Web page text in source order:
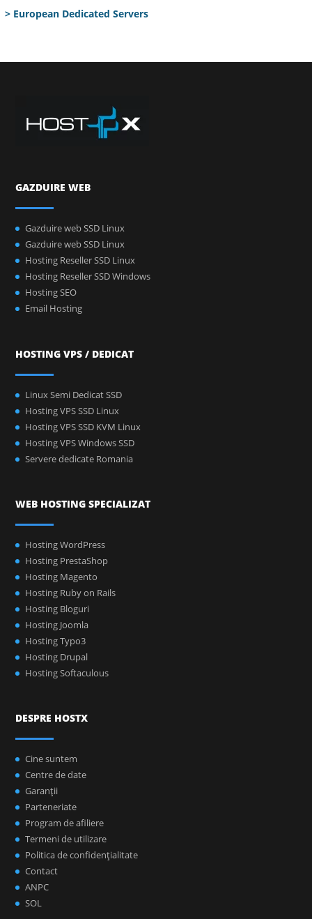
> European Dedicated Servers
GAZDUIRE WEB
Gazduire web SSD Linux
Gazduire web SSD Linux
Hosting Reseller SSD Linux
Hosting Reseller SSD Windows
Hosting SEO
Email Hosting
HOSTING VPS / DEDICAT
Linux Semi Dedicat SSD
Hosting VPS SSD Linux
Hosting VPS SSD KVM Linux
Hosting VPS Windows SSD
Servere dedicate Romania
WEB HOSTING SPECIALIZAT
Hosting WordPress
Hosting PrestaShop
Hosting Magento
Hosting Ruby on Rails
Hosting Bloguri
Hosting Joomla
Hosting Typo3
Hosting Drupal
Hosting Softaculous
DESPRE HOSTX
Cine suntem
Centre de date
Garanţii
Parteneriate
Program de afiliere
Termeni de utilizare
Politica de confidenţialitate
Contact
ANPC
SOL